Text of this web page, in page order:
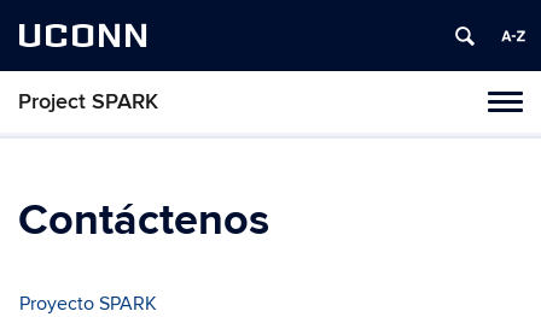
UCONN
Project SPARK
Skip
Contáctenos
Proyecto SPARK